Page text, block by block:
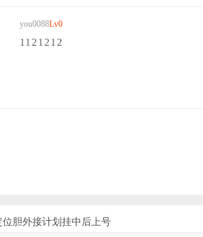
you0088Lv0
1121212
位胆外接计划挂中后上号